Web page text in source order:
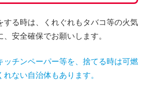
する時は、くれぐれもタバコ等の火気
安全確保でお願いします。
ッチンペーパー等を、捨てる時は可燃
ない自治体もあります。